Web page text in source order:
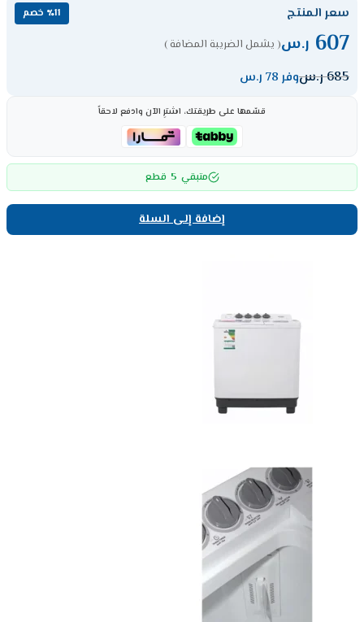
سعر المنتج ٪11 خصم
607 ر.س( يشمل الضريبة المضافة )
685ر.سوفر 78 ر.س
قسّمها على طريقتك، اشترِ الآن وادفع لاحقاً
متبقي 5 قطع
إضافة إلى السلة